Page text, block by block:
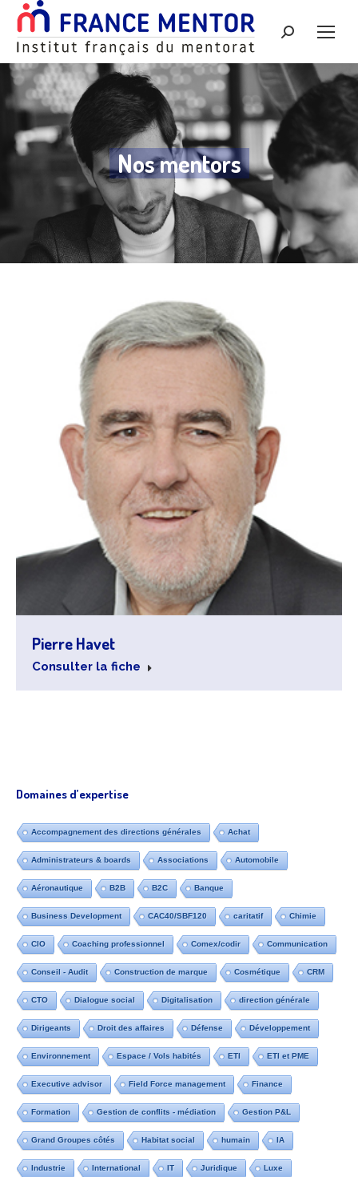
Recherche
:
Nos mentors
Pierre Havet
Consulter la fiche
Domaines d’expertise
Accompagnement des directions générales Achat
Administrateurs & boards Associations Automobile
Aéronautique B2B B2C Banque
Business Development CAC40/SBF120 caritatif Chimie
CIO Coaching professionnel Comex/codir Communication
Conseil - Audit Construction de marque Cosmétique CRM
CTO Dialogue social Digitalisation direction générale
Dirigeants Droit des affaires Défense Développement
Environnement Espace / Vols habités ETI ETI et PME
Executive advisor Field Force management Finance
Formation Gestion de conflits - médiation Gestion P&L
Grand Groupes côtés Habitat social humain IA
Industrie International IT Juridique Luxe